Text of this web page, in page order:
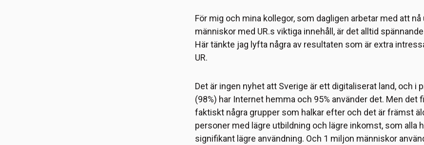
För mig och mina kollegor, som dagligen arbetar med att nå
människor med UR.s viktiga innehåll, är det alltid
Här tänkte jag lyfta några av resultaten som är extra
UR.
Det är ingen nyhet att Sverige är ett digitaliserat land, och i
(98%) har Internet hemma och 95% använder det. Men det
faktiskt några grupper som halkar efter och det är främst
personer med lägre utbildning och lägre inkomst, som alla
signifikant lägre användning. Och 1 miljon människor